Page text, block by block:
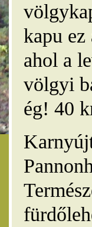
kapu
ahol a
völgyi
ég! 40